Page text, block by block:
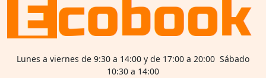
Lunes a viernes de 9:30 a 14:00 y de 17:00 a 20:00 Sábado
10:30 a 14:00